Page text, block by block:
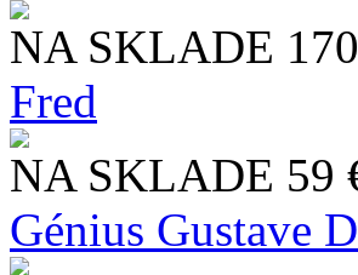
NA SKLADE
Fred
NA SKLADE 59
Génius Gustave